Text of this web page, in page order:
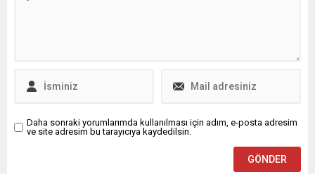
Daha sonraki yorumlarımda kullanılması için adım, e-posta adresim
ve site adresim bu tarayıcıya kaydedilsin.